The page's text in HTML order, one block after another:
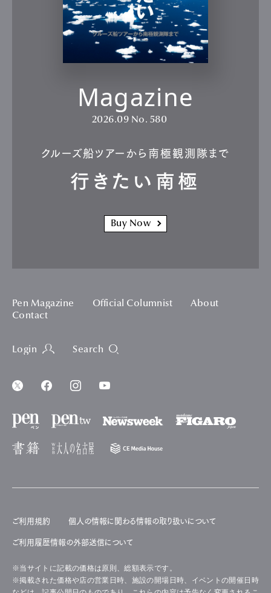
Magazine
2026.09 No. 580
クルーズ船ツアーから南極観測隊まで
行きたい南極
Buy Now
Pen Magazine Official Columnist
About
Contact
Login Search
ご利用規約 個人の情報に関わる情報の取り扱いについて
ご利用履歴情報の外部送信について
※当サイトに記載の価格は原則、総額表示です。
※掲載された価格や店の営業日時、施設の開場日時、イベントの開催日時